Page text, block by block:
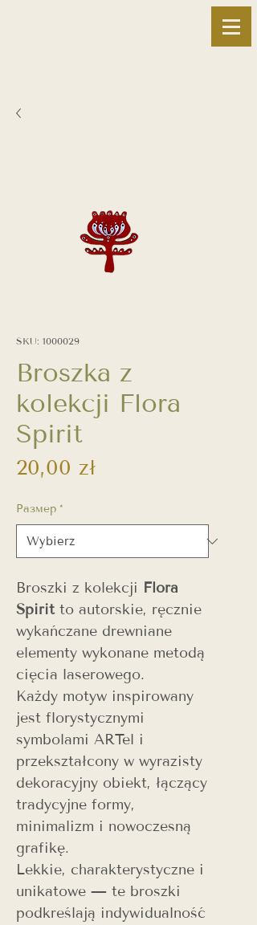
SKU: 1000029
Broszka z
kolekcji Flora
Spirit
20,00 złCena
Размер *
Broszki z kolekcji Flora
Spiritto autorskie, ręcznie
wykańczane drewniane
elementy wykonane metodą
cięcia laserowego.
Każdy motyw inspirowany
jest florystycznymi
symbolami ARTel i
przekształcony w wyrazisty
dekoracyjny obiekt, łączący
tradycyjne formy,
minimalizm i nowoczesną
grafikę.
Lekkie, charakterystyczne i
unikatowe — te broszki
podkreślają indywidualność